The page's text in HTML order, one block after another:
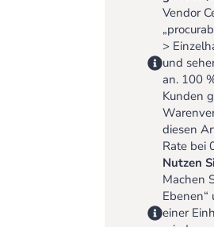
Vendor
>
und
an. 100
Kunden
diesen
Rate bei
Nutzen
Machen
einer